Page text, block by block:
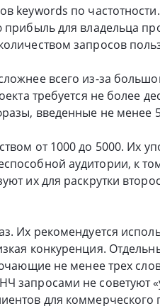
keywords по
для владельца
запросов
всего из-за
требуется не более
введенные не менее
от 1000 до 5000. Их
аудитории, к
их для раскрутки
Их рекомендуется
конкуренция.
не менее трех
не советуют
для коммерческого